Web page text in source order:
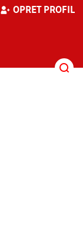
OPRET PROFIL